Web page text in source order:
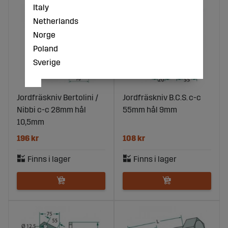
Jordfräskniv Bertolini /
Nibbi c-c 28mm hål
10,5mm
196 kr
Jordfräskniv B.C.S. c-c
55mm hål 9mm
108 kr
Italy
Netherlands
Norge
Poland
Sverige